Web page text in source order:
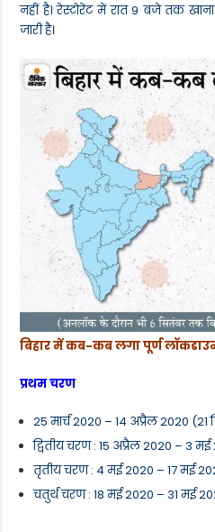
नहीं है। रेस्टोरेंट में रात 9 बजे तक
जारी है।
बिहार में कब-कब लगा पूर्ण
प्रथम चरण
25 मार्च 2020 – 14 अप्रैल 2020 (21
द्वितीय चरण : 15 अप्रैल 2020 – 3
तृतीय चरण : 4 मई 2020 – 17 मई
चतुर्थ चरण : 18 मई 2020 – 31 मई